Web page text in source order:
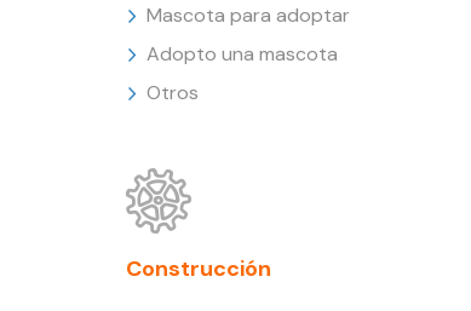
Mascota para adoptar
Adopto una mascota
Otros
Construcción